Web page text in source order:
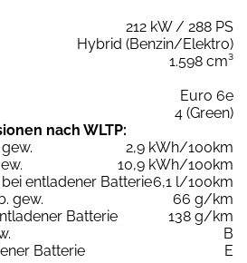
212 kW / 288 PS
Hybrid (Benzin/Elektro)
1.598 cm³
Euro 6e
4 (Green)
nach WLTP:
2,9 kWh/100km
10,9 kWh/100km
entladener Batterie6,1 l/100km
gew.
66 g/km
Batterie
138 g/km
B
Batterie
E